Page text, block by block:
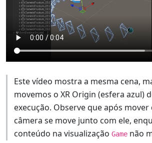
Este vídeo mostra a mesma cena,
movemos o XR Origin (esfera azul)
execução. Observe que após mover
câmera se move junto com ele,
conteúdo na visualização Gamenão